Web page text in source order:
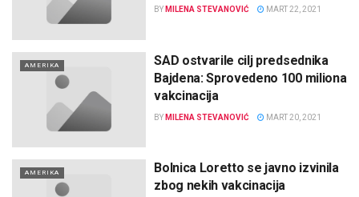
BY MILENA STEVANOVIĆ MART 22, 2021
AMERIKA
SAD ostvarile cilj predsednika
Bajdena: Sprovedeno 100 miliona
vakcinacija
BY MILENA STEVANOVIĆ MART 20, 2021
AMERIKA
Bolnica Loretto se javno izvinila
zbog nekih vakcinacija